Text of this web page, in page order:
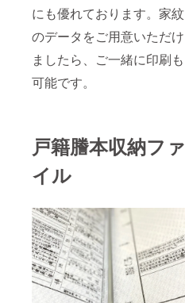
にも優れております。家紋
のデータをご用意いただけ
ましたら、ご一緒に印刷も
可能です。
戸籍謄本収納ファ
イル